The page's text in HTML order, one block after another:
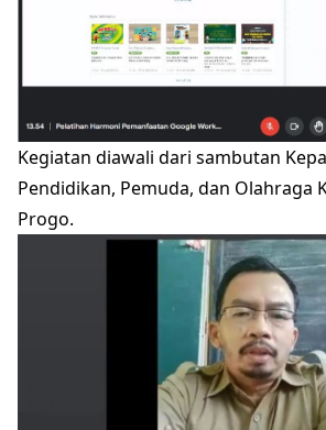
Kegiatan diawali dari sambutan
Pendidikan, Pemuda, dan Olahraga
Progo.